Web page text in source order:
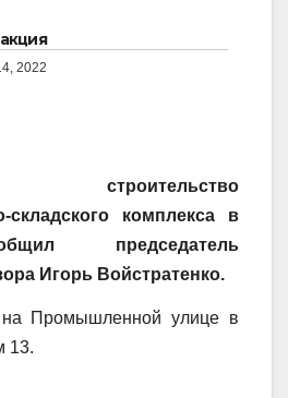
2022
строительство
складского комплекса в
председатель
Игорь Войстратенко.
на Промышленной улице в
13.